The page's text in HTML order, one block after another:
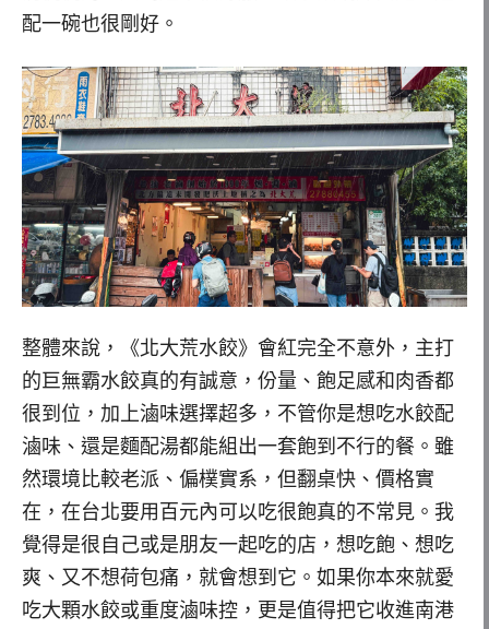
配一碗也很剛好。
整體來說，《北大荒水餃》會紅完全不意外，主打
的巨無霸水餃真的有誠意，份量、飽足感和肉香都
很到位，加上滷味選擇超多，不管你是想吃水餃配
滷味、還是麵配湯都能組出一套飽到不行的餐。雖
然環境比較老派、偏樸實系，但翻桌快、價格實
在，在台北要用百元內可以吃很飽真的不常見。我
覺得是很自己或是朋友一起吃的店，想吃飽、想吃
爽、又不想荷包痛，就會想到它。如果你本來就愛
吃大顆水餃或重度滷味控，更是值得把它收進南港